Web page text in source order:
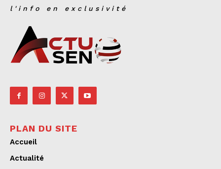
l'info en exclusivité
PLAN DU SITE
Accueil
Actualité